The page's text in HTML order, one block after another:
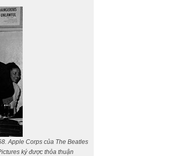
Apple Corps của The Beatles
ký được thỏa thuận